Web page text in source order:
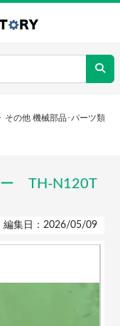
その他 機械部品･パーツ類
ー TH-N120T
編集日：2026/05/09